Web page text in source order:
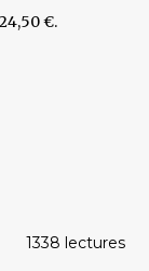
€.
1338 lectures